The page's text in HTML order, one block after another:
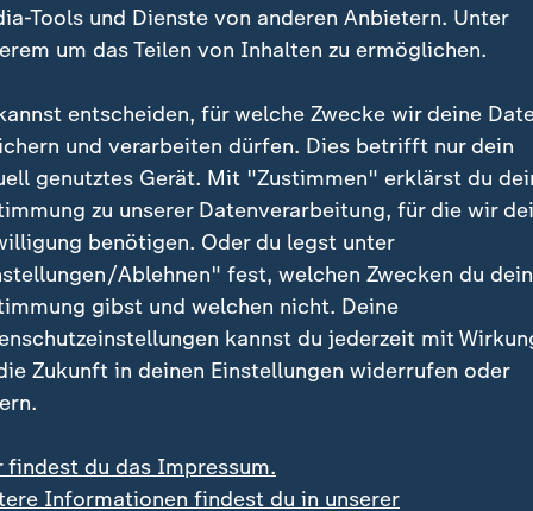
sind (...).
( SPD ), Oberbürgermeister von Offenbach,
des Bundeskanzlers:
keine Lust habe, bestimmte
dann sollte ich sie auch vor der
Oberbürgermeister von Offenbach
noch in Berlin gebe es ein
Tools und Dienste von anderen Anbietern. Unter
um das Teilen von Inhalten zu ermöglichen.
entscheiden, für welche Zwecke wir deine
und verarbeiten dürfen. Dies betrifft nur dein
genutztes Gerät. Mit "Zustimmen" erklärst du
zu unserer Datenverarbeitung, für die wir
benötigen. Oder du legst unter
Ablehnen" fest, welchen Zwecken du
gibst und welchen nicht. Deine
kannst du jederzeit mit
Zukunft in deinen Einstellungen widerrufen oder
findest du das Impressum.
Informationen findest du in unserer